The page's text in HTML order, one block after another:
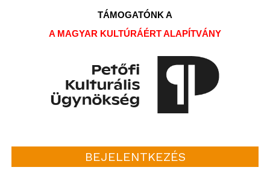
TÁMOGATÓNK A
A MAGYAR KULTÚRÁÉRT ALAPÍTVÁNY
BEJELENTKEZÉS